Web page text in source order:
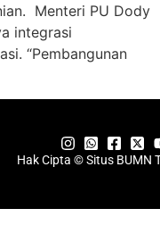
Menteri PU Dody
integrasi
“Pembangunan
Hak Cipta © Situs BUMN